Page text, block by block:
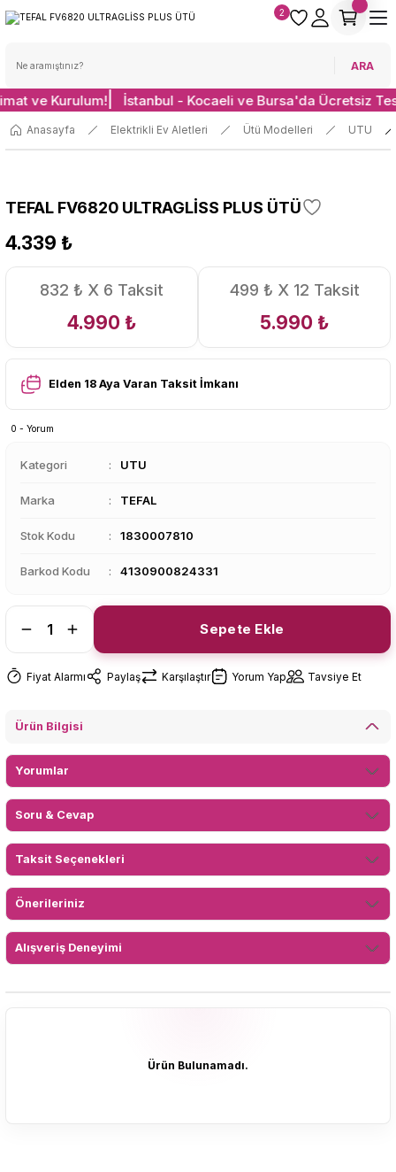
ARA
2
ve Kurulum! İstanbul - Kocaeli ve Bursa'da Ücretsiz
Anasayfa Elektrikli Ev Aletleri Ütü Modelleri UTU
TEFAL FV6820 ULTRAGLİSS PLUS ÜTÜ
4.339 ₺
832 ₺ X 6 Taksit
4.990 ₺
499 ₺ X 12 Taksit
5.990 ₺
Elden 18 Aya Varan Taksit İmkanı
0 - Yorum
Kategori UTU
Marka TEFAL
Stok Kodu 1830007810
Barkod Kodu 4130900824331
Sepete Ekle
Fiyat Alarmı Paylaş Karşılaştır Yorum Yap Tavsiye Et
Ürün Bilgisi
Yorumlar
Soru & Cevap
Taksit Seçenekleri
Önerileriniz
Alışveriş Deneyimi
Ürün Bulunamadı.